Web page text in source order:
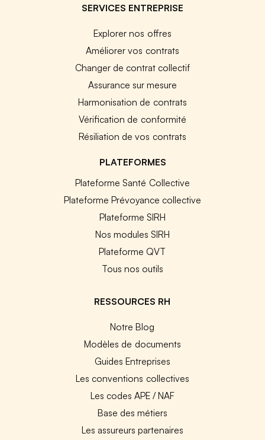
SERVICES ENTREPRISE
Explorer nos offres
Améliorer vos contrats
Changer de contrat collectif
Assurance sur mesure
Harmonisation de contrats
Vérification de conformité
Résiliation de vos contrats
PLATEFORMES
Plateforme Santé Collective
Plateforme Prévoyance collective
Plateforme SIRH
Nos modules SIRH
Plateforme QVT
Tous nos outils
RESSOURCES RH
Notre Blog
Modèles de documents
Guides Entreprises
Les conventions collectives
Les codes APE / NAF
Base des métiers
Les assureurs partenaires